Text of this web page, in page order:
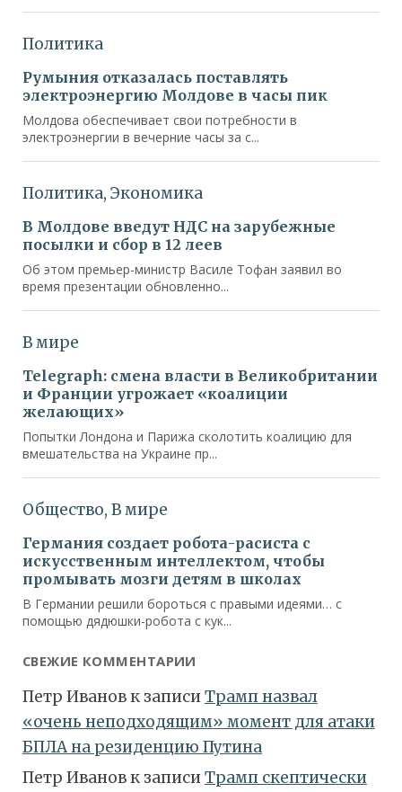
СВЕЖИЕ КОММЕНТАРИИ
Петр Ивановк записиТрамп назвал
«очень неподходящим» момент для атаки
БПЛА на резиденцию Путина
Петр Ивановк записиТрамп скептически